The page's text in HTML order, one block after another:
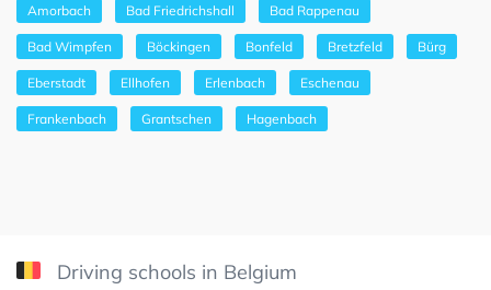
Amorbach Bad Friedrichshall Bad Rappenau
Bad Wimpfen Böckingen Bonfeld Bretzfeld Bürg
Eberstadt Ellhofen Erlenbach Eschenau
Frankenbach Grantschen Hagenbach
Driving schools in Belgium